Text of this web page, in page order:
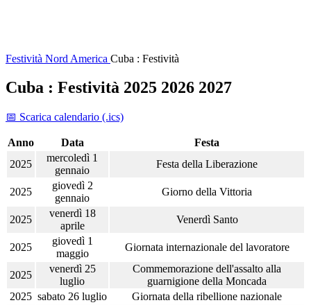
Festività Nord America Cuba : Festività
Cuba : Festività 2025 2026 2027
📅 Scarica calendario (.ics)
Anno Data
Festa
2025
mercoledì 1
gennaio
Festa della Liberazione
2025
giovedì 2
gennaio
Giorno della Vittoria
2025
venerdì 18
aprile
Venerdì Santo
2025
giovedì 1
maggio
Giornata internazionale del lavoratore
2025
venerdì 25
luglio
Commemorazione dell'assalto alla
guarnigione della Moncada
2025 sabato 26 luglio
Giornata della ribellione nazionale